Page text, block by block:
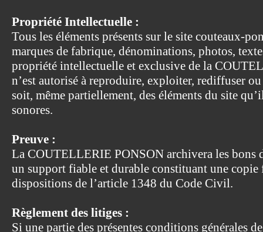
Propriété Intellectuelle :
Tous les éléments présents sur le site couteaux-
marques de fabrique, dénominations, photos,
propriété intellectuelle et exclusive de la
n’est autorisé à reproduire, exploiter, rediffuser
soit, même partiellement, des éléments du site
sonores.
Preuve :
La COUTELLERIE PONSON archivera les bons
un support fiable et durable constituant une
dispositions de l’article 1348 du Code Civil.
Règlement des litiges :
Si une partie des présentes conditions générales